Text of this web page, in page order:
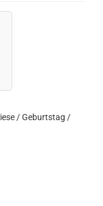
/ Geburtstag /